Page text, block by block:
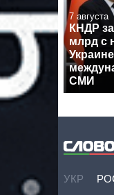
7 августа
КНДР
млрд с
СМИ
УКР